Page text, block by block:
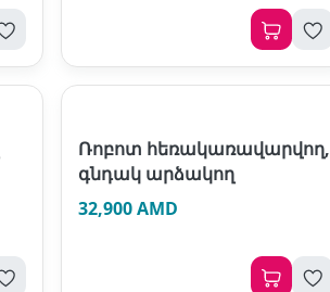
Ռոբոտ հեռակառավարվող,
գնդակ արձակող
32,900 AMD